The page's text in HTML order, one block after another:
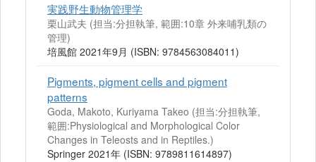
実践野生動物管理学
栗山武夫 (担当:分担執筆, 範囲:10章 外来哺乳類の
管理)
培風館 2021年9月 (ISBN: 9784563084011)
Pigments, pigment cells and pigment
patterns
Goda, Makoto, Kuriyama Takeo (担当:分担執筆,
範囲:Physiological and Morphological Color
Changes in Teleosts and in Reptiles.)
Springer 2021年 (ISBN: 9789811614897)